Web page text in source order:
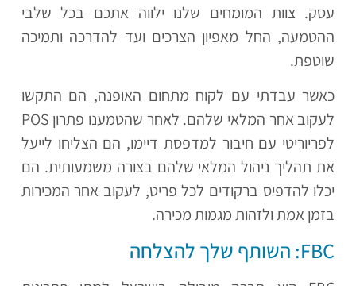
עסק. צוות המומחים שלנו ילווה אתכם בכל שלבי
ההטמעה, החל מאפיון הצרכים ועד להדרכה ותמיכה
שוטפת.
כאשר עבדתי עם לקוח מתחום האופנה, הם התקשו
לעקוב אחר המלאי שלהם. לאחר שהטמענו פתרון POS
לפריוריטי עם חיבור למדפסת דיימו, הם הצליחו לייעל
את תהליך ניהול המלאי שלהם בצורה משמעותית. הם
יכלו להדפיס ברקודים לכל פריט, לעקוב אחר המכירות
בזמן אמת ולזהות מגמות מכירה.
FBC: השותף שלך להצלחה